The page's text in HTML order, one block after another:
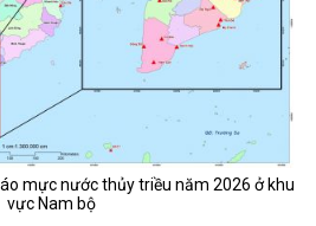
mực nước thủy triều năm 2026 ở khu
vực Nam bộ